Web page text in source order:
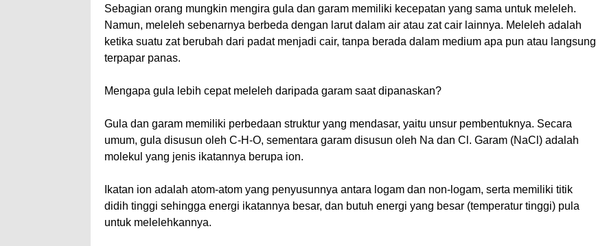
Sebagian orang mungkin mengira gula dan garam memiliki kecepatan yang sama untuk meleleh.
Namun, meleleh sebenarnya berbeda dengan larut dalam air atau zat cair lainnya. Meleleh adalah
ketika suatu zat berubah dari padat menjadi cair, tanpa berada dalam medium apa pun atau langsung
terpapar panas.
Mengapa gula lebih cepat meleleh daripada garam saat dipanaskan?
Gula dan garam memiliki perbedaan struktur yang mendasar, yaitu unsur pembentuknya. Secara
umum, gula disusun oleh C-H-O, sementara garam disusun oleh Na dan Cl. Garam (NaCl) adalah
molekul yang jenis ikatannya berupa ion.
Ikatan ion adalah atom-atom yang penyusunnya antara logam dan non-logam, serta memiliki titik
didih tinggi sehingga energi ikatannya besar, dan butuh energi yang besar (temperatur tinggi) pula
untuk melelehkannya.